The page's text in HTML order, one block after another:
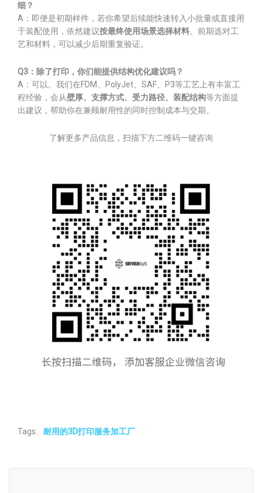
细？
A：即便是初期样件，若你希望后续能快速转入小批量或直接用
于装配使用，依然建议按最终使用场景选择材料。前期选对工
艺和材料，可以减少后期重复验证。
Q3：除了打印，你们能提供结构优化建议吗？
A：可以。我们在FDM、PolyJet、SAF、P3等工艺上有丰富工
程经验，会从壁厚、支撑方式、受力路径、装配结构等方面提
出建议，帮助你在兼顾耐用性的同时控制成本与交期。
了解更多产品信息，扫描下方二维码一键咨询
Tags: 耐用的3D打印服务加工厂